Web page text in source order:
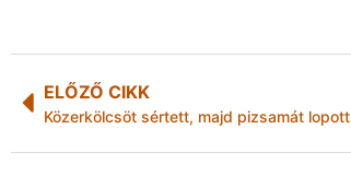
ELŐZŐ CIKK
Közerkölcsöt sértett, majd pizsamát lopott